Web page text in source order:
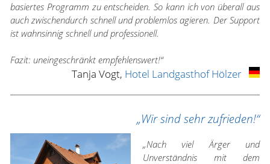
basiertes Programm zu entscheiden. So kann ich von überall aus
auch zwischendurch schnell und problemlos agieren. Der Support
ist wahnsinnig schnell und professionell.
Fazit: uneingeschränkt empfehlenswert!“
Tanja Vogt, Hotel Landgasthof Hölzer
„Wir sind sehr zufrieden!“
„Nach viel Ärger und
Unverständnis mit dem